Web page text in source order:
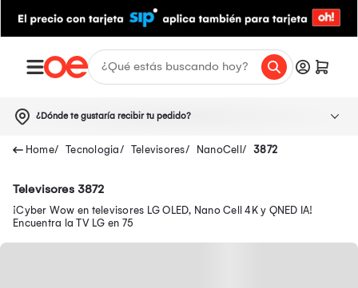
¿Dónde te gustaría recibir tu pedido?
Tecnologia Televisores NanoCell 3872
Televisores 3872
¡Cyber Wow en televisores LG OLED, Nano Cell 4K y QNED IA!
Encuentra la TV LG en 75